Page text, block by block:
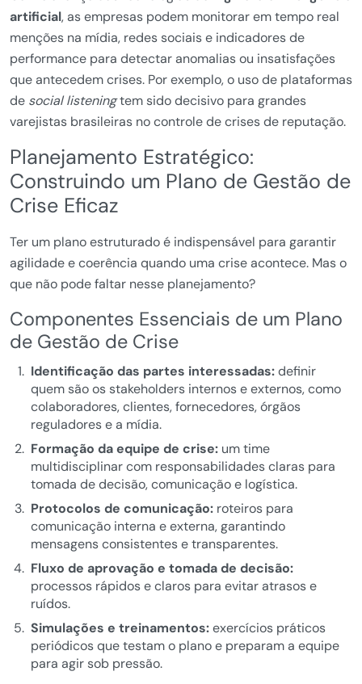
artificial, as empresas podem monitorar em tempo real
menções na mídia, redes sociais e indicadores de
performance para detectar anomalias ou insatisfações
que antecedem crises. Por exemplo, o uso de plataformas
de social listeningtem sido decisivo para grandes
varejistas brasileiras no controle de crises de reputação.
Planejamento Estratégico:
Construindo um Plano de Gestão de
Crise Eficaz
Ter um plano estruturado é indispensável para garantir
agilidade e coerência quando uma crise acontece. Mas o
que não pode faltar nesse planejamento?
Componentes Essenciais de um Plano
de Gestão de Crise
Identificação das partes interessadas:definir
quem são os stakeholders internos e externos, como
colaboradores, clientes, fornecedores, órgãos
reguladores e a mídia.
Formação da equipe de crise:um time
multidisciplinar com responsabilidades claras para
tomada de decisão, comunicação e logística.
Protocolos de comunicação:roteiros para
comunicação interna e externa, garantindo
mensagens consistentes e transparentes.
Fluxo de aprovação e tomada de decisão:
processos rápidos e claros para evitar atrasos e
ruídos.
Simulações e treinamentos:exercícios práticos
periódicos que testam o plano e preparam a equipe
para agir sob pressão.